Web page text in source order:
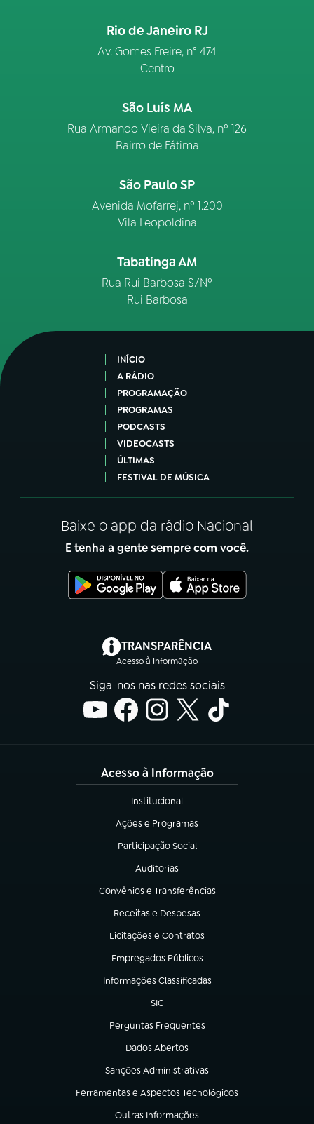
Rio de Janeiro RJ
Av. Gomes Freire, n° 474
Centro
São Luís MA
Rua Armando Vieira da Silva, nº 126
Bairro de Fátima
São Paulo SP
Avenida Mofarrej, nº 1.200
Vila Leopoldina
Tabatinga AM
Rua Rui Barbosa S/Nº
Rui Barbosa
INÍCIO
A RÁDIO
PROGRAMAÇÃO
PROGRAMAS
PODCASTS
VIDEOCASTS
ÚLTIMAS
FESTIVAL DE MÚSICA
Baixe o app da rádio Nacional
E tenha a gente sempre com você.
TRANSPARÊNCIA
Acesso à Informação
(abre em nova aba)
Siga-nos nas redes sociais
Acesso à Informação
Institucional
(abre em nova aba)
Ações e Programas
(abre em nova aba)
Participação Social
(abre em nova aba)
Auditorias
(abre em nova aba)
Convênios e Transferências
(abre em nova aba)
Receitas e Despesas
(abre em nova aba)
Licitações e Contratos
(abre em nova aba)
Empregados Públicos
(abre em nova aba)
Informações Classificadas
(abre em nova aba)
SIC
(abre em nova aba)
Perguntas Frequentes
(abre em nova aba)
Dados Abertos
(abre em nova aba)
Sanções Administrativas
(abre em nova aba)
Ferramentas e Aspectos Tecnológicos
(abre em nova aba)
Outras Informações
(abre em nova aba)